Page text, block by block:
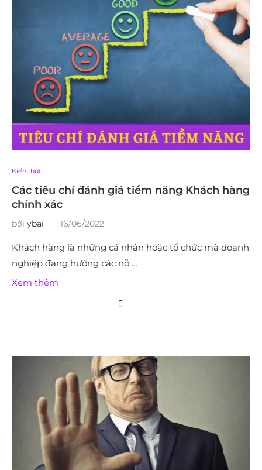
Kiến thức
Các tiêu chí đánh giá tiềm năng Khách hàng
chính xác
bởi ybai 16/06/2022
Khách hàng là những cá nhân hoặc tổ chức mà doanh
nghiệp đang hướng các nỗ …
Xem thêm